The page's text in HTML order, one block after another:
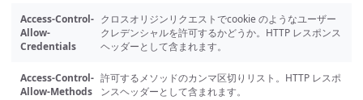
Access-Control-
Allow-
Credentials
クロスオリジンリクエストでcookie のようなユーザー
クレデンシャルを許可するかどうか。HTTP レスポンス
ヘッダーとして含まれます。
Access-Control-
Allow-Methods
許可するメソッドのカンマ区切りリスト。HTTP レスポ
ンスヘッダーとして含まれます。